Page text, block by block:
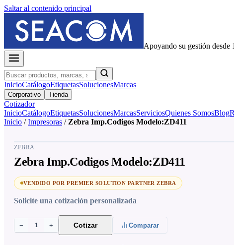
Saltar al contenido principal
Apoyando su gestión desde
InicioCatálogoEtiquetasSolucionesMarcas
Corporativo Tienda
Cotizador
InicioCatálogoEtiquetasSolucionesMarcasServiciosQuienes SomosBlog
Inicio / Impresoras / Zebra Imp.Codigos Modelo:ZD411
ZEBRA
Zebra Imp.Codigos Modelo:ZD411
VENDIDO POR PREMIER SOLUTION PARTNER ZEBRA
Solicite una cotización personalizada
− 1 + Cotizar Comparar